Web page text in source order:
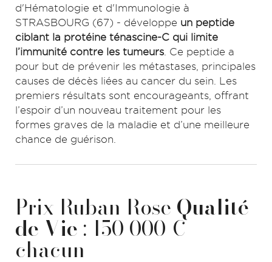
d'Hématologie et d'Immunologie à
STRASBOURG (67) - développe un peptide
ciblant la protéine ténascine-C qui limite
l’immunité contre les tumeurs . Ce peptide a
pour but de prévenir les métastases, principales
causes de décès liées au cancer du sein. Les
premiers résultats sont encourageants, offrant
l’espoir d’un nouveau traitement pour les
formes graves de la maladie et d’une meilleure
chance de guérison.
Prix Ruban Rose Qualité
de Vie : 150 000 €
chacun